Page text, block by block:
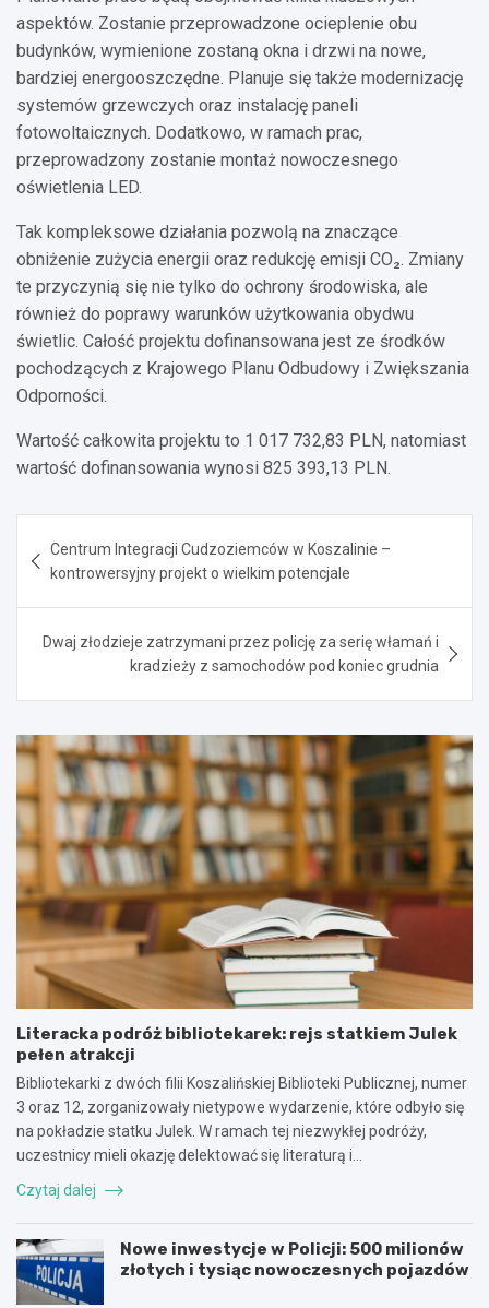
aspektów. Zostanie przeprowadzone ocieplenie obu
budynków, wymienione zostaną okna i drzwi na nowe,
bardziej energooszczędne. Planuje się także modernizację
systemów grzewczych oraz instalację paneli
fotowoltaicznych. Dodatkowo, w ramach prac,
przeprowadzony zostanie montaż nowoczesnego
oświetlenia LED.
Tak kompleksowe działania pozwolą na znaczące
obniżenie zużycia energii oraz redukcję emisji CO₂. Zmiany
te przyczynią się nie tylko do ochrony środowiska, ale
również do poprawy warunków użytkowania obydwu
świetlic. Całość projektu dofinansowana jest ze środków
pochodzących z Krajowego Planu Odbudowy i Zwiększania
Odporności.
Wartość całkowita projektu to 1 017 732,83 PLN, natomiast
wartość dofinansowania wynosi 825 393,13 PLN.
wpisu
Centrum Integracji Cudzoziemców w Koszalinie –
kontrowersyjny projekt o wielkim potencjale
Dwaj złodzieje zatrzymani przez policję za serię włamań i
kradzieży z samochodów pod koniec grudnia
Literacka podróż bibliotekarek: rejs statkiem Julek
pełen atrakcji
Bibliotekarki z dwóch filii Koszalińskiej Biblioteki Publicznej, numer
3 oraz 12, zorganizowały nietypowe wydarzenie, które odbyło się
na pokładzie statku Julek. W ramach tej niezwykłej podróży,
uczestnicy mieli okazję delektować się literaturą i…
Czytaj dalej
Nowe inwestycje w Policji: 500 milionów
złotych i tysiąc nowoczesnych pojazdów